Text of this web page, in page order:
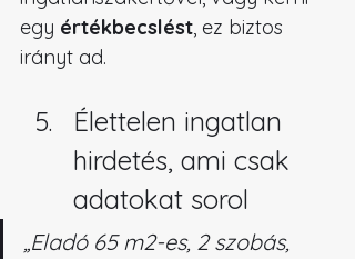
egy értékbecslést, ez biztos
irányt ad.
Élettelen ingatlan
hirdetés, ami csak
adatokat sorol
„Eladó 65 m2-es, 2 szobás,